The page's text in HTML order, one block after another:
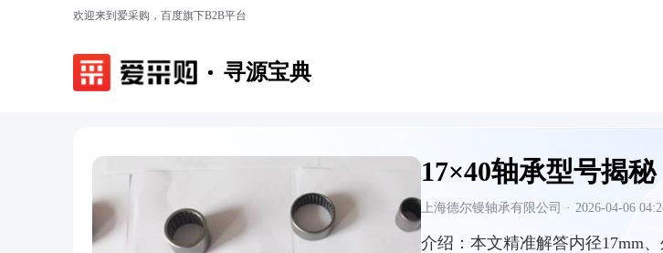
欢迎来到爱采购，百度旗下B2B平台
寻源宝典
17×40轴承型号揭秘
上海德尔镘轴承有限公司 · 2026-04-06
介绍： 本文精准解答内径17mm